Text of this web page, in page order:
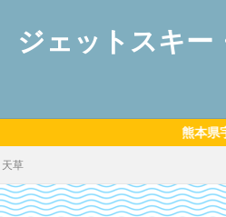
ジェットスキー
熊本県宇土市にあるマリン
天草